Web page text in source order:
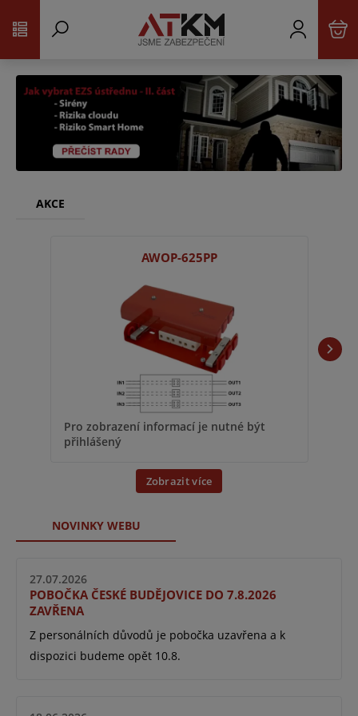
AKCE
AWOP-625PP
Pro zobrazení informací je nutné být
přihlášený
Zobrazit více
NOVINKY WEBU
27.07.2026
POBOČKA ČESKÉ BUDĚJOVICE DO 7.8.2026
ZAVŘENA
Z personálních důvodů je pobočka uzavřena a k
dispozici budeme opět 10.8.